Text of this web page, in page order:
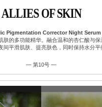
ALLIES OF SKIN
Pigmentation Corrector Night Serum
肤的多功能精华。融合温和的杏仁酸与
间平滑肌肤、提亮肤色，同时保持水分平
— 第10号 —